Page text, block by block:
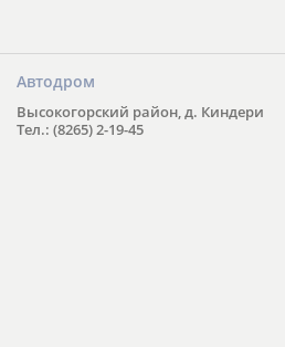
Автодром
Высокогорский район, д. Киндери
Тел.: (8265) 2-19-45